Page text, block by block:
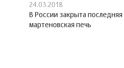
24.03.2018
В России закрыта последняя
мартеновская печь